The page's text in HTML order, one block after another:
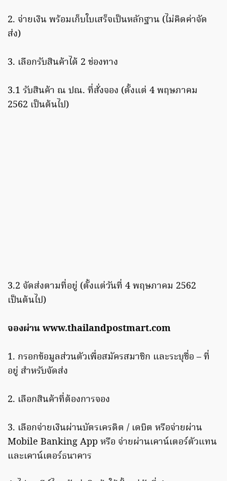
2. จ่ายเงิน พร้อมเก็บใบเสร็จเป็นหลักฐาน (ไม่คิดค่าจัด
ส่ง)
3. เลือกรับสินค้าได้ 2 ช่องทาง
3.1 รับสินค้า ณ ปณ. ที่สั่งจอง (ตั้งแต่ 4 พฤษภาคม
2562 เป็นต้นไป)
3.2 จัดส่งตามที่อยู่ (ตั้งแต่วันที่ 4 พฤษภาคม 2562
เป็นต้นไป)
จองผ่าน www.thailandpostmart.com
1. กรอกข้อมูลส่วนตัวเพื่อสมัครสมาชิก และระบุชื่อ – ที่
อยู่ สำหรับจัดส่ง
2. เลือกสินค้าที่ต้องการจอง
3. เลือกจ่ายเงินผ่านบัตรเครดิต / เดบิต หรือจ่ายผ่าน
Mobile Banking App หรือ จ่ายผ่านเคาน์เตอร์ตัวแทน
และเคาน์เตอร์ธนาคาร